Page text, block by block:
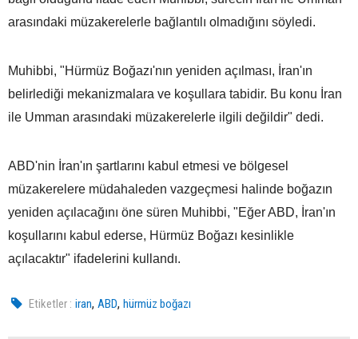
arasındaki müzakerelerle bağlantılı olmadığını söyledi.
Muhibbi, "Hürmüz Boğazı'nın yeniden açılması, İran'ın
belirlediği mekanizmalara ve koşullara tabidir. Bu konu İran
ile Umman arasındaki müzakerelerle ilgili değildir" dedi.
ABD'nin İran'ın şartlarını kabul etmesi ve bölgesel
müzakerelere müdahaleden vazgeçmesi halinde boğazın
yeniden açılacağını öne süren Muhibbi, "Eğer ABD, İran'ın
koşullarını kabul ederse, Hürmüz Boğazı kesinlikle
açılacaktır" ifadelerini kullandı.
Etiketler : iran,ABD,hürmüz boğazı